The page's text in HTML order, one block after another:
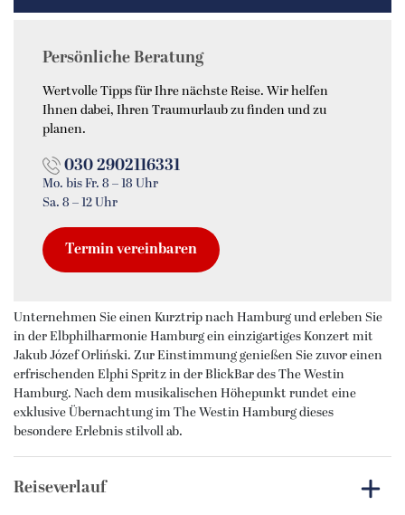
Unternehmen Sie einen Kurztrip nach Hamburg und erleben Sie
in der Elbphilharmonie Hamburg ein einzigartiges Konzert mit
Jakub Józef Orliński. Zur Einstimmung genießen Sie zuvor einen
erfrischenden Elphi Spritz in der BlickBar des The Westin
Hamburg. Nach dem musikalischen Höhepunkt rundet eine
exklusive Übernachtung im The Westin Hamburg dieses
besondere Erlebnis stilvoll ab.
Reiseverlauf
Persönliche Beratung
Wertvolle Tipps für Ihre nächste Reise. Wir helfen
Ihnen dabei, Ihren Traumurlaub zu finden und zu
planen.
030 2902116331
Mo. bis Fr. 8 – 18 Uhr
Sa. 8 – 12 Uhr
Termin vereinbaren